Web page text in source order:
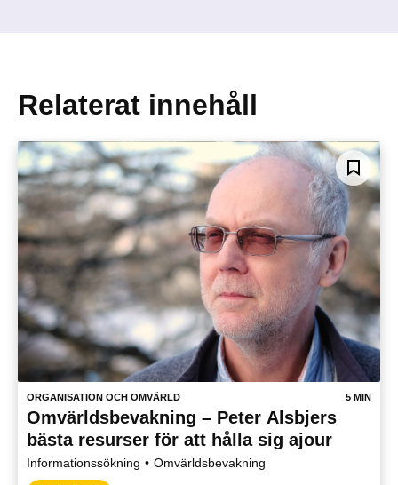
Relaterat innehåll
ORGANISATION OCH OMVÄRLD 5 MIN
Omvärldsbevakning – Peter Alsbjers
bästa resurser för att hålla sig ajour
Informationssökning Omvärldsbevakning